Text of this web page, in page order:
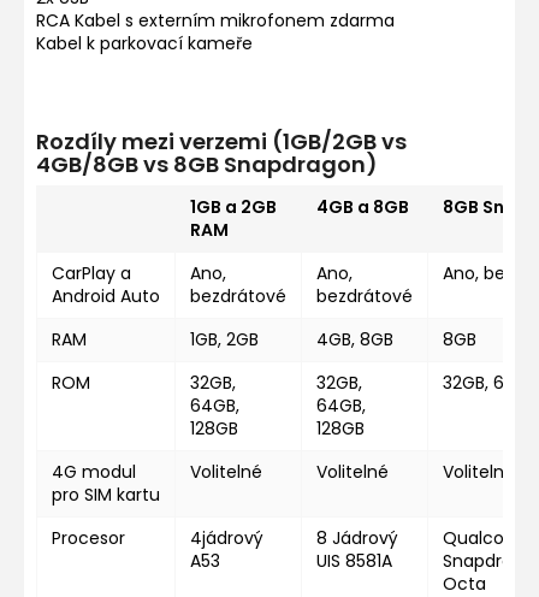
RCA Kabel s externím mikrofonem zdarma
Kabel k parkovací kameře
Rozdíly mezi verzemi (1GB/2GB vs
4GB/8GB vs 8GB Snapdragon)
1GB a 2GB
RAM
4GB a 8GB 8GB
CarPlay a
Android Auto
Ano,
bezdrátové
Ano,
bezdrátové
Ano,
RAM 1GB, 2GB 4GB, 8GB
8GB
ROM
32GB,
64GB,
128GB
32GB,
64GB,
128GB
32GB,
4G modul
pro SIM kartu
Volitelné Volitelné Volitelné
Procesor
4jádrový
A53
8 Jádrový
UIS 8581A
Octa